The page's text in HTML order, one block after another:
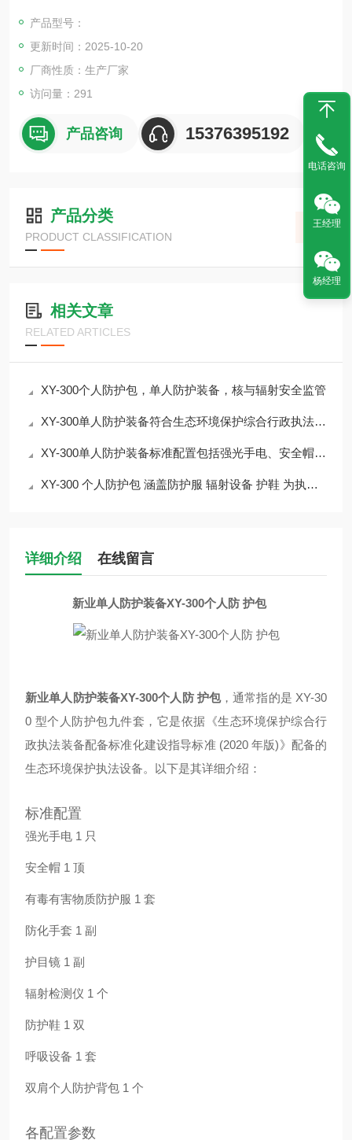
产品型号：
更新时间：2025-10-20
厂商性质：生产厂家
访问量：291
产品咨询 15376395192
产品分类
PRODUCT CLASSIFICATION
相关文章
RELATED ARTICLES
XY-300个人防护包，单人防护装备，核与辐射安全监管
XY-300单人防护装备符合生态环境保护综合行政执法装备配备指导标准
XY-300单人防护装备标准配置包括强光手电、安全帽、有毒有害物质防护服等
XY-300 个人防护包 涵盖防护服 辐射设备 护鞋 为执法人员筑牢安全屏障
详细介绍 在线留言
新业单人防护装备XY-300个人防 护包
新业单人防护装备XY-300个人防 护包，通常指的是 XY-30
0 型个人防护包九件套，它是依据《生态环境保护综合行
政执法装备配备标准化建设指导标准 (2020 年版)》配备的
生态环境保护执法设备。以下是其详细介绍：
标准配置
强光手电 1 只
安全帽 1 顶
有毒有害物质防护服 1 套
防化手套 1 副
护目镜 1 副
辐射检测仪 1 个
防护鞋 1 双
呼吸设备 1 套
双肩个人防护背包 1 个
各配置参数
电话咨询
王经理
杨经理